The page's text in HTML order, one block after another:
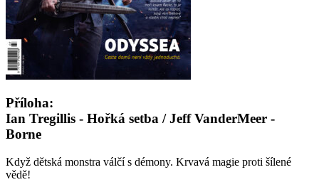
Příloha:
Ian Tregillis - Hořká setba / Jeff VanderMeer -
Borne
Když dětská monstra válčí s démony. Krvavá magie proti šílené
vědě!